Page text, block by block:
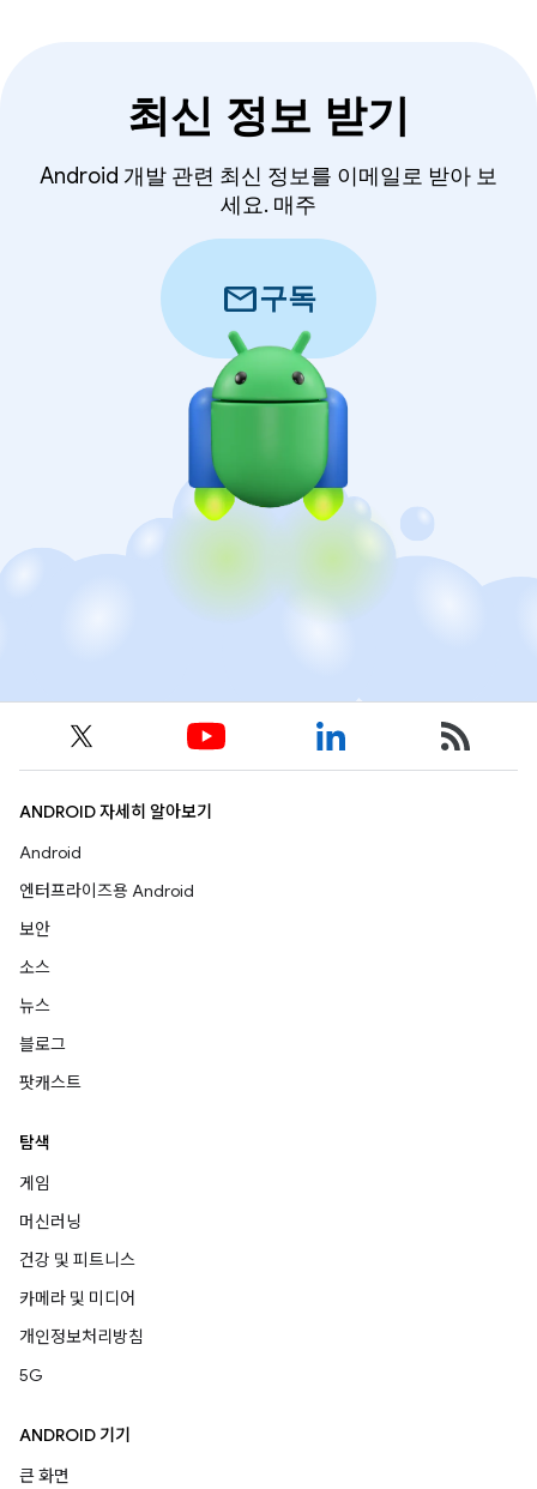
최신 정보 받기
Android 개발 관련 최신 정보를 이메일로 받아 보
세요. 매주
mail구독
ANDROID 자세히 알아보기
Android
엔터프라이즈용 Android
보안
소스
뉴스
블로그
팟캐스트
탐색
게임
머신러닝
건강 및 피트니스
카메라 및 미디어
개인정보처리방침
5G
ANDROID 기기
큰 화면